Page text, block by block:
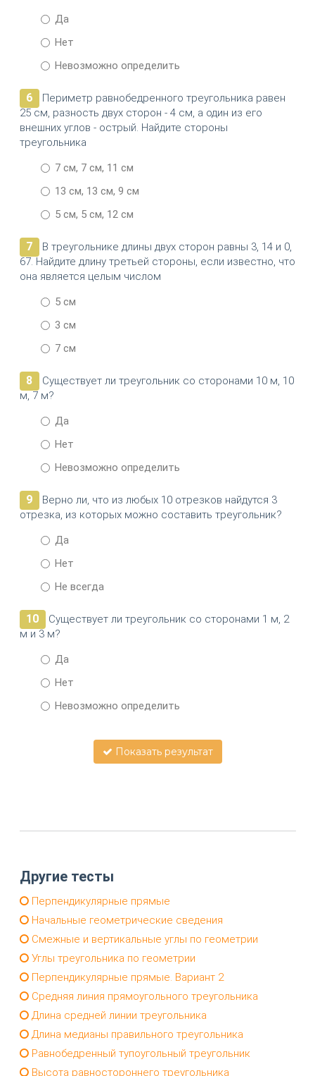
Да
Нет
Невозможно определить
6
Периметр равнобедренного треугольника равен
25 см, разность двух сторон - 4 см, а один из его
внешних углов - острый. Найдите стороны
треугольника
7 см, 7 см, 11 см
13 см, 13 см, 9 см
5 см, 5 см, 12 см
7
В треугольнике длины двух сторон равны 3, 14 и 0,
67. Найдите длину третьей стороны, если известно, что
она является целым числом
5 см
3 см
7 см
8
Существует ли треугольник со сторонами 10 м, 10
м, 7 м?
Да
Нет
Невозможно определить
9
Верно ли, что из любых 10 отрезков найдутся 3
отрезка, из которых можно составить треугольник?
Да
Нет
Не всегда
10
Существует ли треугольник со сторонами 1 м, 2
м и 3 м?
Да
Нет
Невозможно определить
Показать результат
Другие тесты
Перпендикулярные прямые
Начальные геометрические сведения
Смежные и вертикальные углы по геометрии
Углы треугольника по геометрии
Перпендикулярные прямые. Вариант 2
Средняя линия прямоугольного треугольника
Длина средней линии треугольника
Длина медианы правильного треугольника
Равнобедренный тупоугольный треугольник
Высота равностороннего треугольника